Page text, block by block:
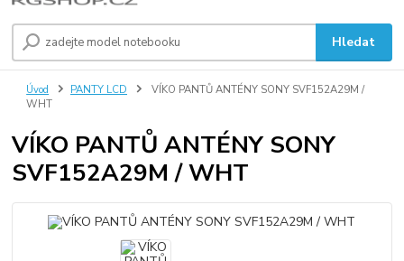
Hledat
Úvod PANTY LCD
VÍKO PANTŮ ANTÉNY SONY SVF152A29M /
WHT
VÍKO PANTŮ ANTÉNY SONY
SVF152A29M / WHT